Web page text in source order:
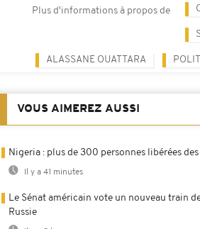
Plus d'informations à propos de
ALASSANE OUATTARA
VOUS AIMEREZ AUSSI
Nigeria : plus de 300 personnes libérées
Il y a 41 minutes
Le Sénat américain vote un nouveau train
Russie